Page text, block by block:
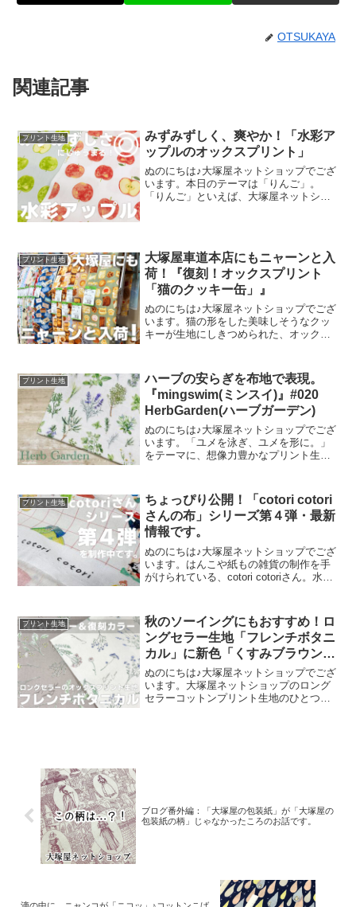
OTSUKAYA
関連記事
プリント生地
みずみずしく、爽やか！「水彩ア
ップルのオックスプリント」
ぬのにちは♪大塚屋ネットショップでござ
います。本日のテーマは「りんご」。
「りんご」といえば、大塚屋ネットショ
のオックスプリント」です
プリント生地
大塚屋車道本店にもニャーンと入
荷！『復刻！オックスプリント
「猫のクッキー缶」』
ぬのにちは♪大塚屋ネットショップでござ
います。猫の形をした美味しそうなクッ
キーが生地にしきつめられた、オックス
した。ご予約をくださっていましたお客
様への発送が完了し、現
プリント生地
ハーブの安らぎを布地で表現。
『mingswim(ミンスイ)』#020
HerbGarden(ハーブガーデン)
ぬのにちは♪大塚屋ネットショップでござ
います。「ユメを泳ぎ、ユメを形に。」
をテーマに、想像力豊かなプリント生地
集ページよりご覧いただけます。＼
mingswi
プリント生地
ちょっぴり公開！「cotori cotori
さんの布」シリーズ第４弾・最新
情報です。
ぬのにちは♪大塚屋ネットショップでござ
います。はんこや紙もの雑貨の制作を手
がけられている、cotori cotoriさん。水彩
開されています。cotori cotori
プリント生地
秋のソーイングにもおすすめ！ロ
ングセラー生地「フレンチボタニ
カル」に新色「くすみブラウン」
が登場！
ぬのにちは♪大塚屋ネットショップでござ
います。大塚屋ネットショップのロング
セラーコットンプリント生地のひとつ
ブログ番外編：「大塚屋の包装紙」が「大塚屋の
包装紙の柄」じゃなかったころのお話です。